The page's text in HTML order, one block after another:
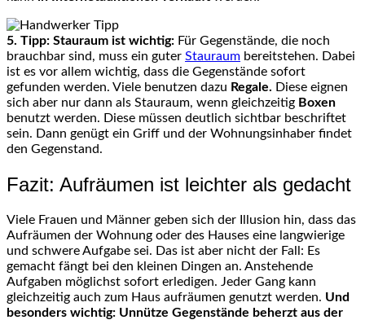
5. Tipp: Stauraum ist wichtig: Für Gegenstände, die noch
brauchbar sind, muss ein guter Stauraum bereitstehen. Dabei
ist es vor allem wichtig, dass die Gegenstände sofort
gefunden werden. Viele benutzen dazu Regale. Diese eignen
sich aber nur dann als Stauraum, wenn gleichzeitig Boxen
benutzt werden. Diese müssen deutlich sichtbar beschriftet
sein. Dann genügt ein Griff und der Wohnungsinhaber findet
den Gegenstand.
Fazit: Aufräumen ist leichter als gedacht
Viele Frauen und Männer geben sich der Illusion hin, dass das
Aufräumen der Wohnung oder des Hauses eine langwierige
und schwere Aufgabe sei. Das ist aber nicht der Fall: Es
gemacht fängt bei den kleinen Dingen an. Anstehende
Aufgaben möglichst sofort erledigen. Jeder Gang kann
gleichzeitig auch zum Haus aufräumen genutzt werden. Und
besonders wichtig: Unnütze Gegenstände beherzt aus der